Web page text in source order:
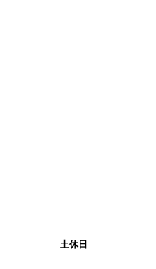
土休日